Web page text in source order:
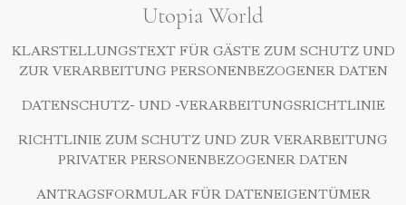
Utopia World
KLARSTELLUNGSTEXT FÜR GÄSTE ZUM SCHUTZ UND
ZUR VERARBEITUNG PERSONENBEZOGENER DATEN
DATENSCHUTZ- UND -VERARBEITUNGSRICHTLINIE
RICHTLINIE ZUM SCHUTZ UND ZUR VERARBEITUNG
PRIVATER PERSONENBEZOGENER DATEN
ANTRAGSFORMULAR FÜR DATENEIGENTÜMER